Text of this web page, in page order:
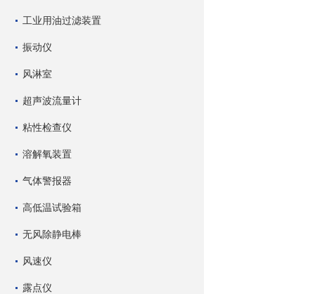
工业用油过滤装置
振动仪
风淋室
超声波流量计
粘性检查仪
溶解氧装置
气体警报器
高低温试验箱
无风除静电棒
风速仪
露点仪